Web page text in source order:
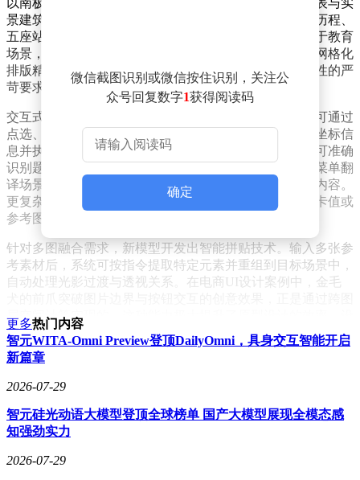
景建筑的融合排版，在单幅画面中同时呈现科考站发展历程、
五座站点规模对比及能源结构分析。这种能力同样适用于教育
场景，既能清晰解释月全食现象的光学原理，也能通过网格化
排版精准呈现鸟类形态特征，满足科普内容对事实准确性的严
苛要求。
交互式编辑功能通过空间定位技术实现精准操控。用户可通过
点选、圈选或草图输入指定修改区域，系统能自动识别坐标信
息并执行局部编辑。在高考数学试卷生成案例中，模型可准确
识别题目位置，在对应答题区自动生成演算过程；海外菜单翻
译场景下，系统能保持原文排版位置不变，仅替换文字内容。
更复杂的操作如材质替换、色彩编辑等，均支持通过色卡值或
参考图精准控制，确保修改区域与整体环境自然融合。
针对多图融合需求，新模型开发出智能拼贴技术。输入多张参
考素材后，系统可按指令提取特定元素并重组到目标场景中，
自动处理光影过渡与透视关系。在电商UI设计案例中，金毛
层空间计算实现的。这种能力极大提升了原型设计的效率，设
计师无需手动调整各元素位置关系。
影像质感提升方面，模型通过物理引擎模拟真实光影效果。在
滨海别墅场景中，金属框架的反射、玻璃的透光性以及海水与
建筑的光影互动均达到专业摄影水准。人像渲染技术则突破传
统CG的塑料感，能细腻呈现皮肤纹理、面部光影过渡及肢体
动态，支持从影视级写实到游戏角色的多元创作需求。特殊拍
微信截图识别或微信按住识别，关注公
众号回复数字1获得阅读码
确定
更多热门内容
智元WITA-Omni Preview登顶DailyOmni，具身交互智能开启
新篇章
2026-07-29
智元硅光动语大模型登顶全球榜单 国产大模型展现全模态感
知强劲实力
2026-07-29